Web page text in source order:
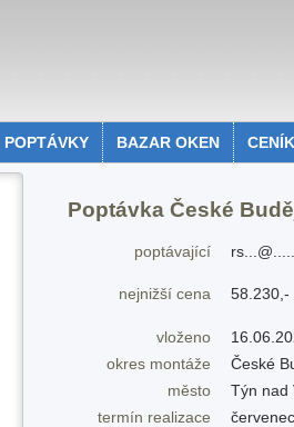
POPTÁVKY BAZAR OKEN
Poptávka České
poptávající
nejnižší cena 58.230,-
vloženo
okres montáže
České
město
Týn nad
termín realizace